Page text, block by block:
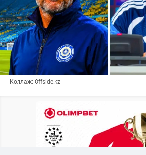
Коллаж: Offside.kz